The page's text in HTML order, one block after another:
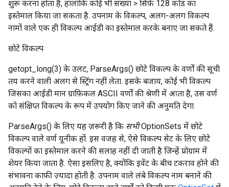
शुरू करना होता है, हालांकि कोई भी संख्या > सिर्फ़ 128 कोड का
इस्तेमाल किया जा सकता है. उपनाम के विकल्प, अलग-अलग विकल्प
नामों वाले एक ही विकल्प आईडी का इस्तेमाल करके बनाए जा सकते हैं.
छोटे विकल्प
getopt_long(3) के उलट, ParseArgs() छोटे विकल्प के वर्णों की सूची
तय करने वाली अलग से स्ट्रिंग नहीं लेता. इसके बजाय, कोई भी विकल्प
जिसका आईडी मान ग्राफ़िकल ASCII वर्णों की श्रेणी में आता है, उस वर्ण
को संक्षिप्त विकल्प के रूप में उपयोग किए जाने की अनुमति देगा.
ParseArgs() के लिए यह ज़रूरी है कि सभीOptionSets में छोटे
विकल्प वाले वर्ण यूनीक हों. इस वजह से, ऐसे विकल्प सेट के लिए छोटे
विकल्पों का इस्तेमाल करने की सलाह नहीं दी जाती है जिन्हें प्रोग्राम में
शेयर किया जाता है. ऐसा इसलिए है, क्योंकि इवेंट के बीच टकराव होने की
संभावना काफ़ी ज़्यादा होती है. उपनाम वाले लंबे विकल्प नाम बनाने की